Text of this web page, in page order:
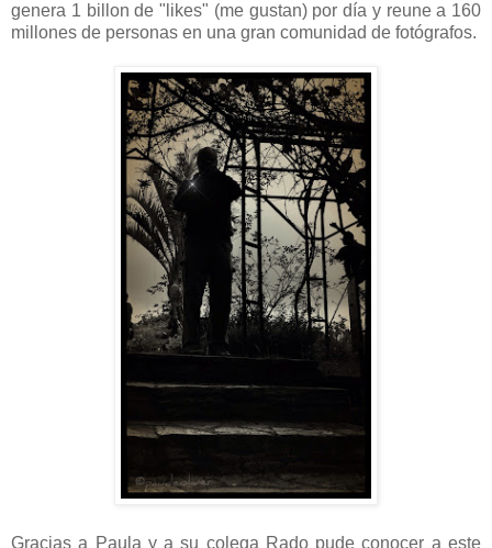
genera 1 billon de "likes" (me gustan) por día y reune a 160
millones de personas en una gran comunidad de fotógrafos.
Gracias a Paula y a su colega Rado pude conocer a este